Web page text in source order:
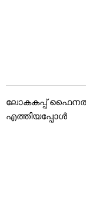
ലോകകപ്പ്
എത്തിയപ്പോൾ